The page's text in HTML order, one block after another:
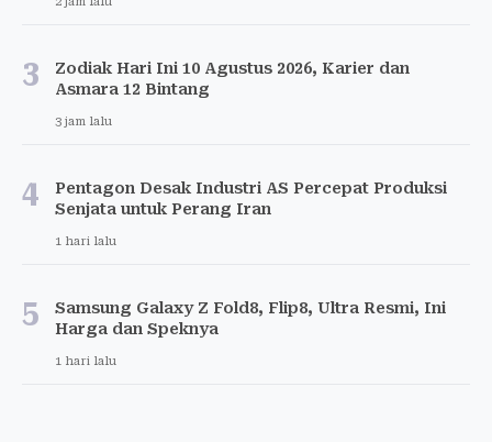
3
Zodiak Hari Ini 10 Agustus 2026, Karier dan
Asmara 12 Bintang
3 jam lalu
4
Pentagon Desak Industri AS Percepat Produksi
Senjata untuk Perang Iran
1 hari lalu
5
Samsung Galaxy Z Fold8, Flip8, Ultra Resmi, Ini
Harga dan Speknya
1 hari lalu